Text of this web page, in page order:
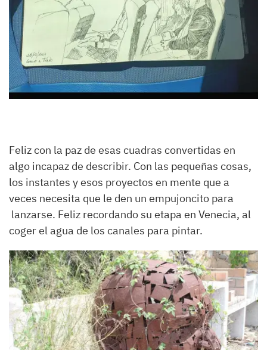
Feliz con la paz de esas cuadras convertidas en
algo incapaz de describir. Con las pequeñas cosas,
los instantes y esos proyectos en mente que a
veces necesita que le den un empujoncito para
lanzarse. Feliz recordando su etapa en Venecia, al
coger el agua de los canales para pintar.